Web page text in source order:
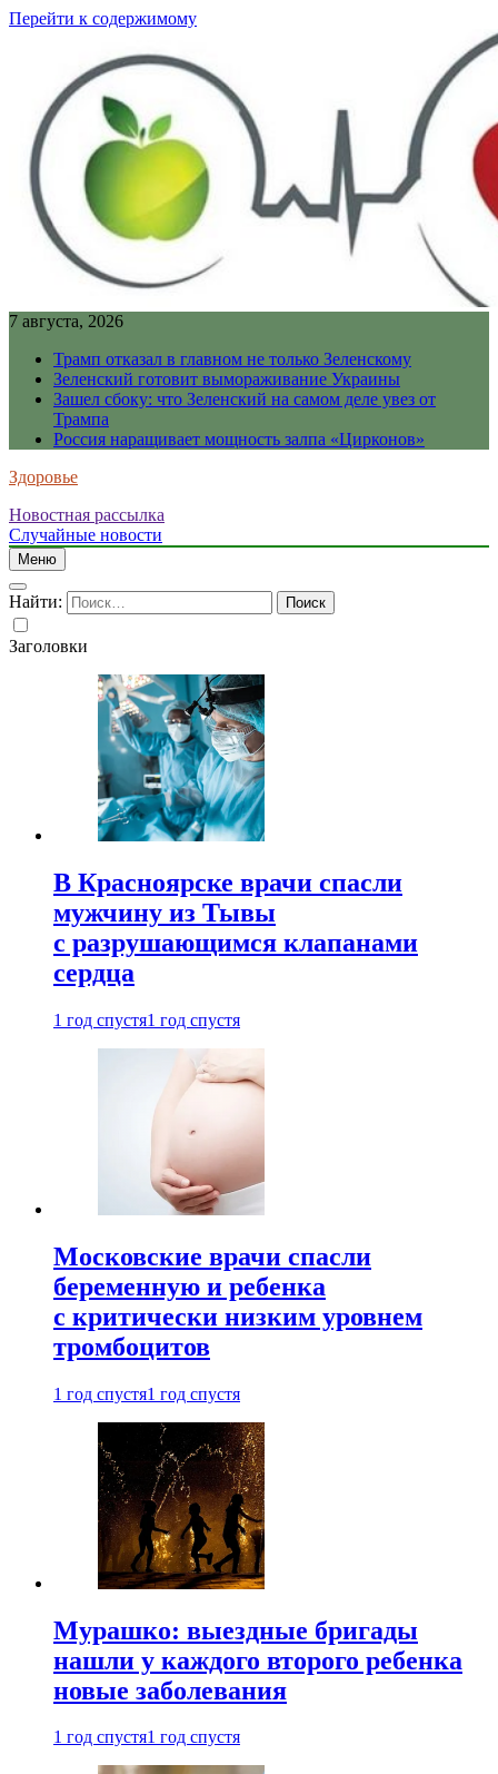
Перейти к содержимому
7 августа, 2026
Трамп отказал в главном не только Зеленскому
Зеленский готовит вымораживание Украины
Зашел сбоку: что Зеленский на самом деле увез от
Трампа
Россия наращивает мощность залпа «Цирконов»
Здоровье
Новостная рассылка
Случайные новости
Меню
Найти:
Заголовки
В Красноярске врачи спасли
мужчину из Тывы
с разрушающимся клапанами
сердца
1 год спустя1 год спустя
Московские врачи спасли
беременную и ребенка
с критически низким уровнем
тромбоцитов
1 год спустя1 год спустя
Мурашко: выездные бригады
нашли у каждого второго ребенка
новые заболевания
1 год спустя1 год спустя